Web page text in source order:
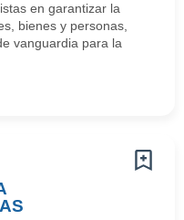
en garantizar la
bienes y personas,
vanguardia para la